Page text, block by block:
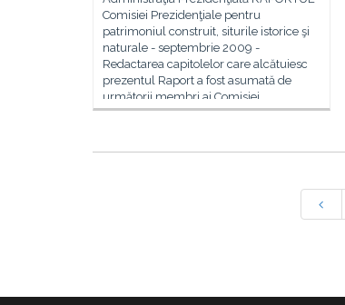
Comisiei Prezidenţiale pentru
patrimoniul construit, siturile istorice şi
naturale - septembrie 2009 -
Redactarea capitolelor care alcătuiesc
prezentul Raport a fost asumată de
următorii membri ai Comisiei
Prezidenţiale